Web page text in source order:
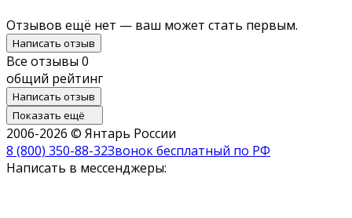
Отзывов ещё нет — ваш может стать первым.
Написать отзыв
Все отзывы 0
общий рейтинг
Написать отзыв
Показать ещё
2006-2026 © Янтарь России
8 (800) 350-88-32Звонок бесплатный по РФ
Написать в мессенджеры: